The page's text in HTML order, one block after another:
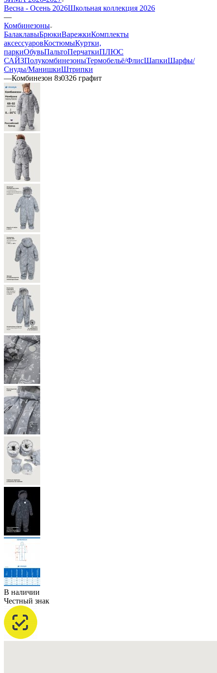
Весна - Осень 2026Школьная коллекция 2026
—
Комбинезоны
БалаклавыБрюкиВарежкиКомплекты
аксессуаровКостюмыКуртки,
паркиОбувьПальтоПерчаткиПЛЮС
САЙЗПолукомбинезоныТермобельё/ФлисШапкиШарфы/
Снуды/МанишкиШтрипки
—Комбинезон 8з0326 графит
В наличии
Честный знак